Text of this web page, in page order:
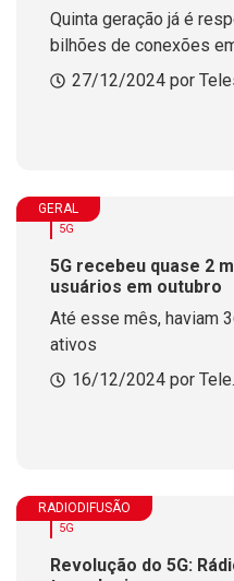
Quinta geração já é
bilhões de conexões
27/12/2024 por
GERAL
5G
5G recebeu quase 2
usuários em outubro
Até esse mês, haviam
ativos
16/12/2024 por
RADIODIFUSÃO
5G
Revolução do 5G: